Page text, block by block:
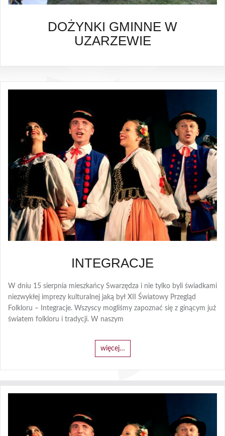
DOŻYNKI GMINNE W
UZARZEWIE
INTEGRACJE
W dniu 15 sierpnia mieszkańcy Swarzędza i nie tylko byli świadkami
niezwykłej imprezy kulturalnej jaką był XII Światowy Przegląd
Folkloru – Integracje. Wszyscy mogliśmy zapoznać się z ginącym już
światem folkloru i tradycji. W naszym
więcej…